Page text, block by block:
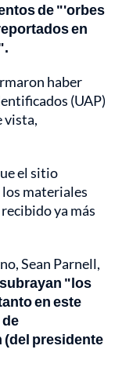
de "'orbes
en
haber
(UAP)
vista,
el sitio
materiales
ya más
Sean Parnell,
"los
en este
presidente